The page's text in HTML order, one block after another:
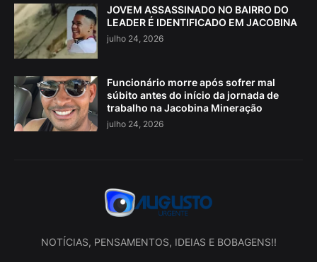
JOVEM ASSASSINADO NO BAIRRO DO
LEADER É IDENTIFICADO EM JACOBINA
julho 24, 2026
Funcionário morre após sofrer mal
súbito antes do início da jornada de
trabalho na Jacobina Mineração
julho 24, 2026
NOTÍCIAS, PENSAMENTOS, IDEIAS E BOBAGENS!!